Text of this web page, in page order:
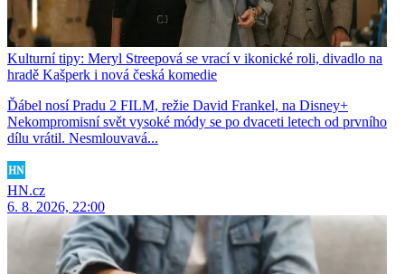
Kulturní tipy: Meryl Streepová se vrací v ikonické roli, divadlo na
hradě Kašperk i nová česká komedie
Ďábel nosí Pradu 2 FILM, režie David Frankel, na Disney+
Nekompromisní svět vysoké módy se po dvaceti letech od prvního
dílu vrátil. Nesmlouvavá...
HN.cz
6. 8. 2026, 22:00